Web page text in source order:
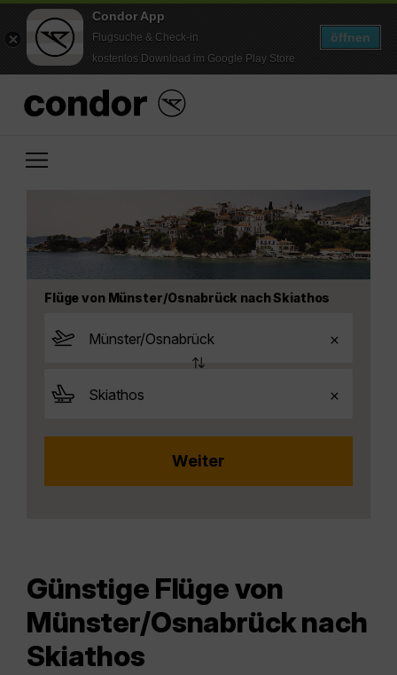
Condor App
Flugsuche & Check-in
kostenlos Download im Google Play Store
öffnen
Flüge von Münster/Osnabrück nach Skiathos
Günstige Flüge von
Münster/Osnabrück nach
Skiathos